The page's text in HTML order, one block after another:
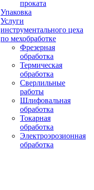
проката
Упаковка
Услуги
инструментального цеха
по мехобработке
Фрезерная
обработка
Термическая
обработка
Сверлильные
работы
Шлифовальная
обработка
Токарная
обработка
Электроэрозионная
обработка